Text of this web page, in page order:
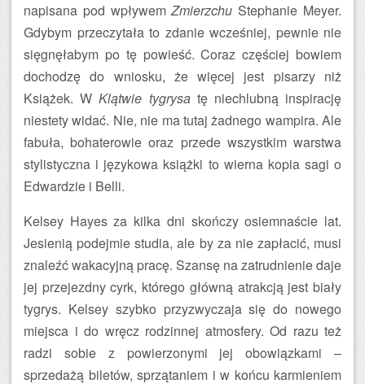
napisana pod wpływemZmierzchu Stephanie Meyer.
Gdybym przeczytała to zdanie wcześniej, pewnie nie
sięgnęłabym po tę powieść. Coraz częściej bowiem
dochodzę do wniosku, że więcej jest pisarzy niż
Książek. WKlątwie tygrysatę niechlubną inspirację
niestety widać. Nie, nie ma tutaj żadnego wampira. Ale
fabuła, bohaterowie oraz przede wszystkim warstwa
stylistyczna i językowa książki to wierna kopia sagi o
Edwardzie i Belli.
Kelsey Hayes za kilka dni skończy osiemnaście lat.
Jesienią podejmie studia, ale by za nie zapłacić, musi
znaleźć wakacyjną pracę. Szansę na zatrudnienie daje
jej przejezdny cyrk, którego główną atrakcją jest biały
tygrys. Kelsey szybko przyzwyczaja się do nowego
miejsca i do wręcz rodzinnej atmosfery. Od razu też
radzi sobie z powierzonymi jej obowiązkami –
sprzedażą biletów, sprzątaniem i w końcu karmieniem